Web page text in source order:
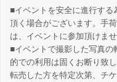
■イベントを安全に進行する
頂く場合がございます。手
は、イベントに参加頂けま
■イベントで撮影した写真の
的での利用は固くお断り致し
転売した方を特定次第、チ